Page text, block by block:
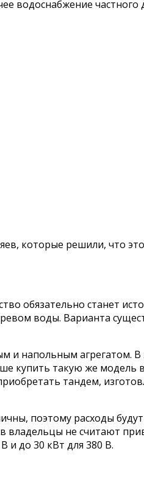
которые решили, что
обязательно станет
воды. Варианта
и напольным агрегатом. В
купить такую же модель
тандем,
поэтому расходы
владельцы не считают
и до 30 кВт для 380 В.